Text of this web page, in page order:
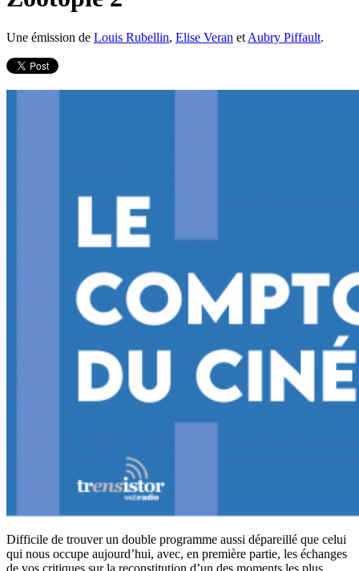
Une émission de Louis Rubellin, Elise Veran et Aubry Piffault.
Difficile de trouver un double programme aussi dépareillé que celui
qui nous occupe aujourd’hui, avec, en première partie, les échanges
de vos critiques sur la reconstitution d’un des moments les plus